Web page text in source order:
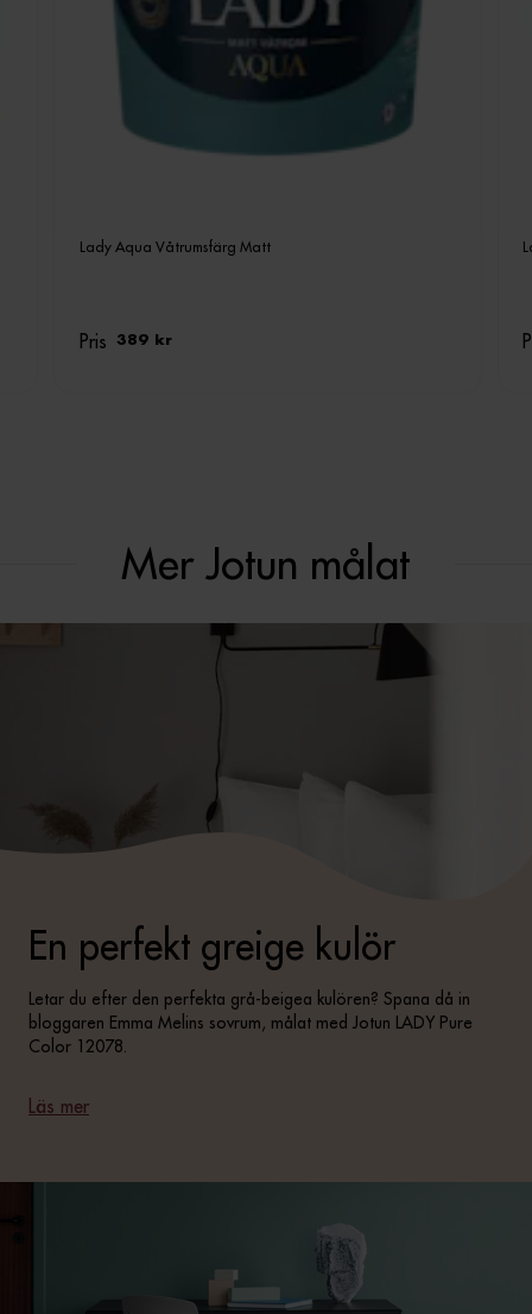
Lady Aqua Våtrumsfärg Matt
Pris 389 kr
Mer Jotun målat
En perfekt greige kulör
Letar du efter den perfekta grå-beigea kulören? Spana då in
bloggaren Emma Melins sovrum, målat med Jotun LADY Pure
Color 12078.
Läs mer